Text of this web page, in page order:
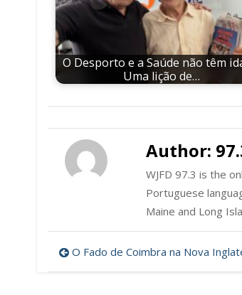
O Desporto e a Saúde não têm
Uma lição de…
Author:
WJFD 97.3 is the
Portuguese
Maine and Long
Post
navigation
O Fado de Coimbra na Nova